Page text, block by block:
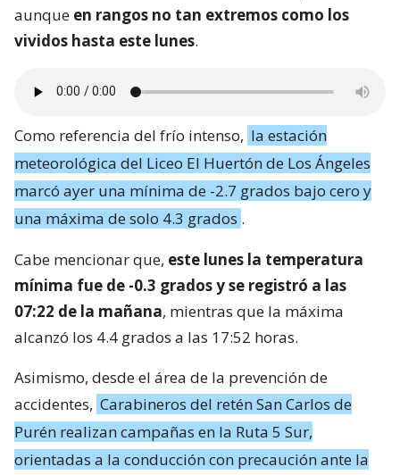
aunque en rangos no tan extremos como los
vividos hasta este lunes.
Como referencia del frío intenso, la estación
meteorológica del Liceo El Huertón de Los Ángeles
marcó ayer una mínima de -2.7 grados bajo cero y
una máxima de solo 4.3 grados .
Cabe mencionar que, este lunes la temperatura
mínima fue de -0.3 grados y se registró a las
07:22 de la mañana, mientras que la máxima
alcanzó los 4.4 grados a las 17:52 horas.
Asimismo, desde el área de la prevención de
accidentes, Carabineros del retén San Carlos de
Purén realizan campañas en la Ruta 5 Sur,
orientadas a la conducción con precaución ante la